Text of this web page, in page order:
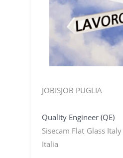
JOBISJOB PUGLIA
Quality Engineer (QE)
Sisecam Flat Glass
Italia